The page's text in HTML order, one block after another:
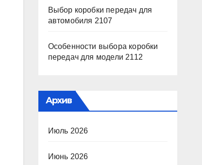
Выбор коробки передач для
автомобиля 2107
Особенности выбора коробки
передач для модели 2112
Архив
Июль 2026
Июнь 2026